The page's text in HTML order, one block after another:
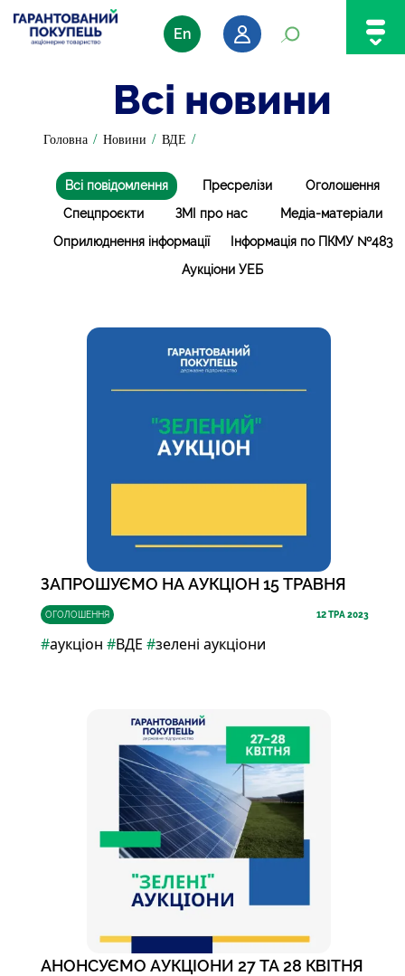
En
Всі новини
Головна / Новини / ВДЕ /
Всі повідомлення Пресрелізи
Оголошення
Спецпроєкти
ЗМІ про нас
Медіа-матеріали
Оприлюднення інформації
Інформація по ПКМУ №483
Аукціони УЕБ
ОГОЛОШЕННЯ 12ТРА 2023
ЗАПРОШУЄМО НА АУКЦІОН 15 ТРАВНЯ
#аукціон #ВДЕ #зелені аукціони
АНОНСУЄМО АУКЦІОНИ 27 ТА 28 КВІТНЯ